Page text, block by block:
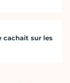
cachait sur les